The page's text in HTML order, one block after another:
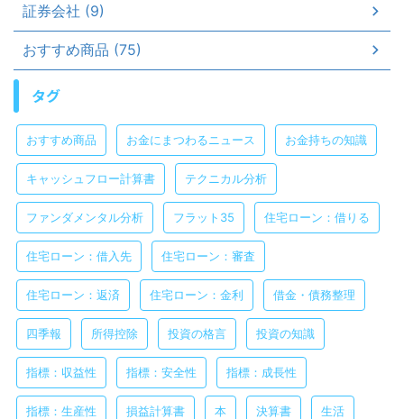
証券会社 (9)
おすすめ商品 (75)
タグ
おすすめ商品 お金にまつわるニュース お金持ちの知識
キャッシュフロー計算書 テクニカル分析
ファンダメンタル分析 フラット35 住宅ローン：借りる
住宅ローン：借入先 住宅ローン：審査
住宅ローン：返済 住宅ローン：金利 借金・債務整理
四季報 所得控除 投資の格言 投資の知識
指標：収益性 指標：安全性 指標：成長性
指標：生産性 損益計算書 本 決算書 生活